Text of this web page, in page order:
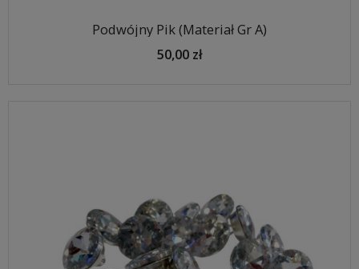
Podwójny Pik (Materiał Gr A)
50,00 zł